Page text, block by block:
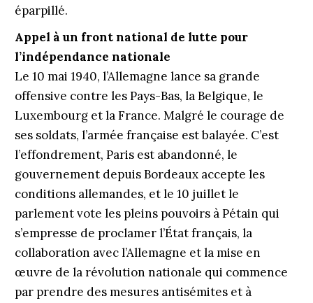
éparpillé.
Appel à un front national de lutte pour
l’indépendance nationale
Le 10 mai 1940, l’Allemagne lance sa grande
offensive contre les Pays-Bas, la Belgique, le
Luxembourg et la France. Malgré le courage de
ses soldats, l’armée française est balayée. C’est
l’effondrement, Paris est abandonné, le
gouvernement depuis Bordeaux accepte les
conditions allemandes, et le 10 juillet le
parlement vote les pleins pouvoirs à Pétain qui
s’empresse de proclamer l’État français, la
collaboration avec l’Allemagne et la mise en
œuvre de la révolution nationale qui commence
par prendre des mesures antisémites et à